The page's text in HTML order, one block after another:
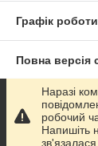
Графік роботи
Повна версія
Сайт
Політика
Наразі
робочий
Напишіть